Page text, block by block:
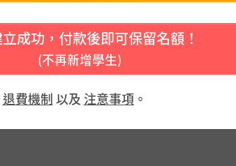
成功，付款後即可保留名額！
(不再新增學生)
退費機制 以及 注意事項。